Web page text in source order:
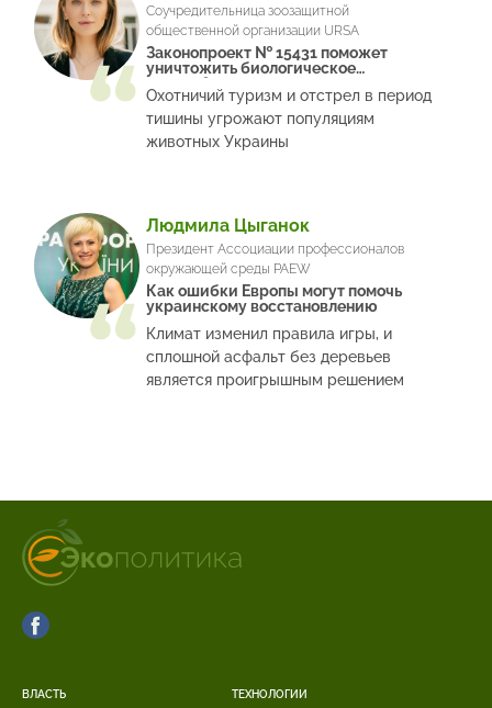
Соучредительница зоозащитной
общественной организации URSA
Законопроект № 15431 поможет
уничтожить биологическое
разнообразие
Охотничий туризм и отстрел в период
тишины угрожают популяциям
животных Украины
Людмила Цыганок
Президент Ассоциации профессионалов
окружающей среды PAEW
Как ошибки Европы могут помочь
украинскому восстановлению
Климат изменил правила игры, и
сплошной асфальт без деревьев
является проигрышным решением
ВЛАСТЬ ТЕХНОЛОГИИ